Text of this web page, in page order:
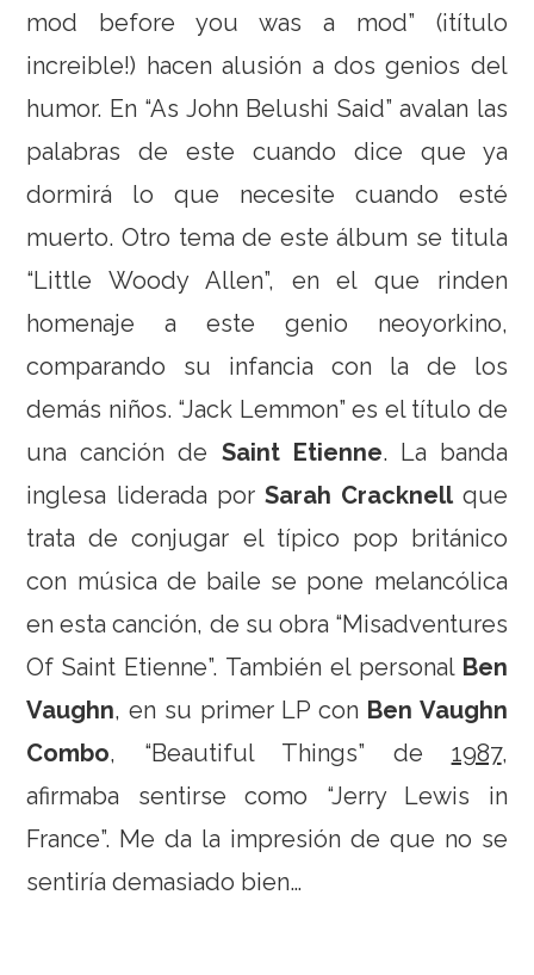
mod before you was a mod” (¡título
increible!) hacen alusión a dos genios del
humor. En “As John Belushi Said” avalan las
palabras de este cuando dice que ya
dormirá lo que necesite cuando esté
muerto. Otro tema de este álbum se titula
“Little Woody Allen”, en el que rinden
homenaje a este genio neoyorkino,
comparando su infancia con la de los
demás niños. “Jack Lemmon” es el título de
una canción de Saint Etienne. La banda
inglesa liderada porSarah Cracknell que
trata de conjugar el típico pop británico
con música de baile se pone melancólica
en esta canción, de su obra “Misadventures
Of Saint Etienne”. También el personal Ben
Vaughn, en su primer LP con Ben Vaughn
Combo, “Beautiful Things” de 1987,
afirmaba sentirse como “Jerry Lewis in
France”. Me da la impresión de que no se
sentiría demasiado bien…